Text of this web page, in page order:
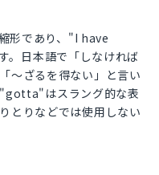
であり、"I have
日本語で「しなければ
〜ざるを得ない」と言い
"gotta"はスラング的な表
とりなどでは使用しない